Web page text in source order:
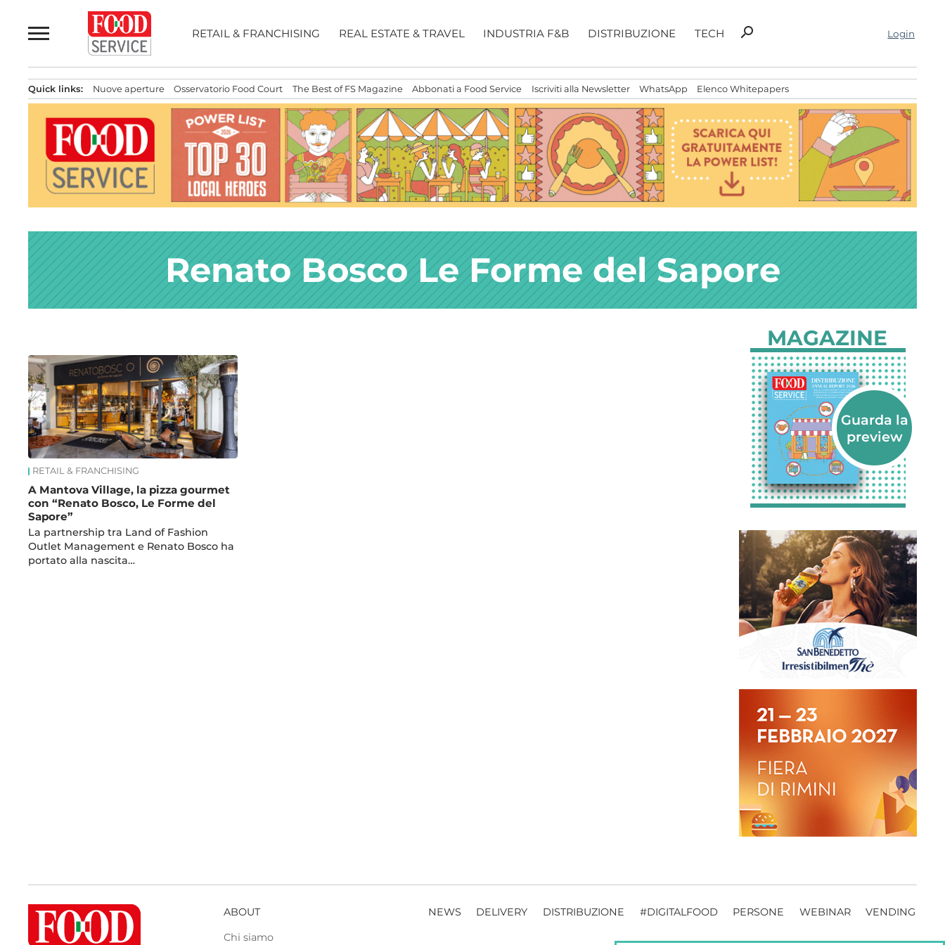
al
contenuto
RETAIL & FRANCHISING REAL ESTATE & TRAVEL INDUSTRIA F&B DISTRIBUZIONE TECH
Ricerca
search Login
Quick links: Nuove aperture Osservatorio Food Court The Best of FS Magazine Abbonati a Food Service Iscriviti alla Newsletter WhatsApp Elenco Whitepapers
Renato Bosco Le Forme del Sapore
News
RETAIL & FRANCHISING
A Mantova Village, la pizza gourmet
con “Renato Bosco, Le Forme del
Sapore”
La partnership tra Land of Fashion
Outlet Management e Renato Bosco ha
portato alla nascita…
MAGAZINE
ABOUT
Chi siamo
NEWS DELIVERY DISTRIBUZIONE #DIGITALFOOD PERSONE WEBINAR VENDING